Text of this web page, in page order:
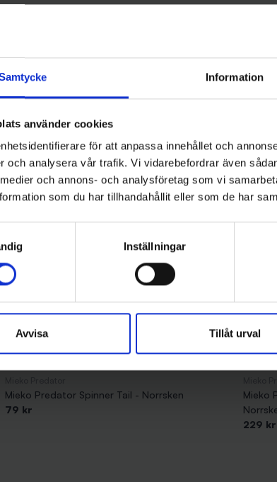
Information
använder cookies
för att anpassa innehållet och
och analysera vår trafik. Vi vidarebefordrar även
och annons- och analysföretag som vi
som du har tillhandahållit eller som de har
Inställningar
Avvisa Tillåt urval
Mieko Predator Spinner Tail - Norrsken
79 kr
Mieko
229 kr